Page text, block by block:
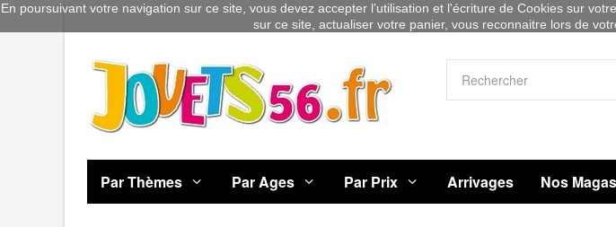
Par Thèmes Par Ages Par Prix Arrivages Nos
En poursuivant votre navigation sur ce site, vous devez accepter l’utilisation et l'écriture de Cookies sur
sur ce site, actualiser votre panier, vous reconnaitre lors de